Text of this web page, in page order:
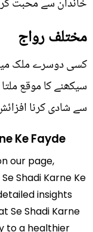
مختلف رواج
کسی دوسرے ملک
سیکھنے کا موقع
سے شادی کرنا
Ke Fayde
our page,
Shadi Karne Ke
insights
Se Shadi Karne
to a healthier